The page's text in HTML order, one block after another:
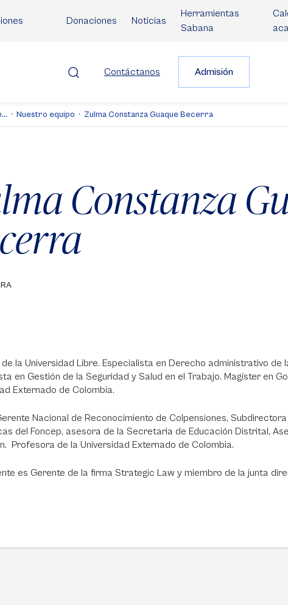
Donaciones Noticias
Herramientas
Sabana
Contáctanos Admisión
Nuestro equipo Zulma Constanza Guaque Becerra
Constanza
la Universidad Libre. Especialista en Derecho administrativo de
en Gestión de la Seguridad y Salud en el Trabajo. Magíster en
Externado de Colombia.
Nacional de Reconocimiento de Colpensiones,
del Foncep, asesora de la Secretaria de Educación Distrital,
Profesora de la Universidad Externado de Colombia.
es Gerente de la firma Strategic Law y miembro de la junta